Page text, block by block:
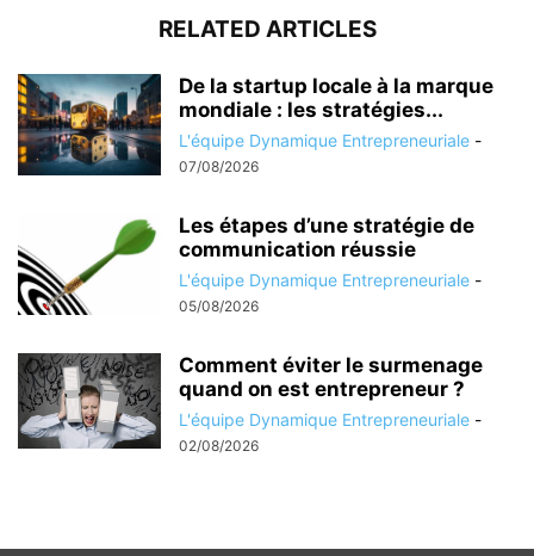
RELATED ARTICLES
De la startup locale à la marque
mondiale : les stratégies...
L'équipe Dynamique Entrepreneuriale -
07/08/2026
Les étapes d’une stratégie de
communication réussie
L'équipe Dynamique Entrepreneuriale -
05/08/2026
Comment éviter le surmenage
quand on est entrepreneur ?
L'équipe Dynamique Entrepreneuriale -
02/08/2026